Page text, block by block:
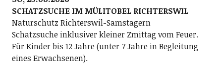
SCHATZSUCHE IM MÜLITOBEL RICHTERSWIL
Naturschutz Richterswil-Samstagern
Schatzsuche inklusiver kleiner Zmittag vom Feuer.
Für Kinder bis 12 Jahre (unter 7 Jahre in Begleitung
eines Erwachsenen).